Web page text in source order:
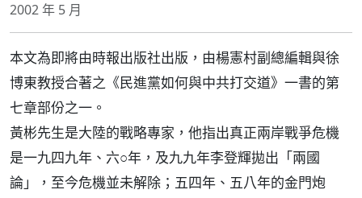
2002 年 5 月
本文為即將由時報出版社出版，由楊憲村副總編輯與徐
博東教授合著之《民進黨如何與中共打交道》一書的第
七章部份之一。
黃彬先生是大陸的戰略專家，他指出真正兩岸戰爭危機
是一九四九年、六○年，及九九年李登輝拋出「兩國
論」，至今危機並未解除；五四年、五八年的金門炮